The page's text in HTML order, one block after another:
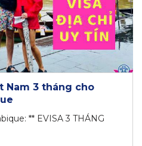
Nam 3 tháng cho
** EVISA 3 THÁNG